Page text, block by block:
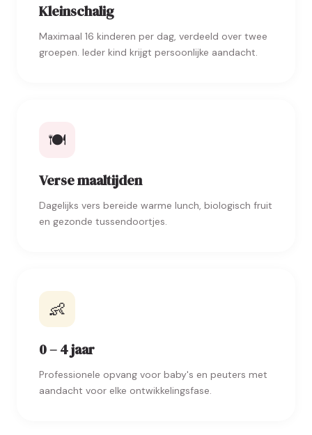
Kleinschalig
Maximaal 16 kinderen per dag, verdeeld over twee
groepen. Ieder kind krijgt persoonlijke aandacht.
🍽️
Verse maaltijden
Dagelijks vers bereide warme lunch, biologisch fruit
en gezonde tussendoortjes.
👶
0 – 4 jaar
Professionele opvang voor baby's en peuters met
aandacht voor elke ontwikkelingsfase.